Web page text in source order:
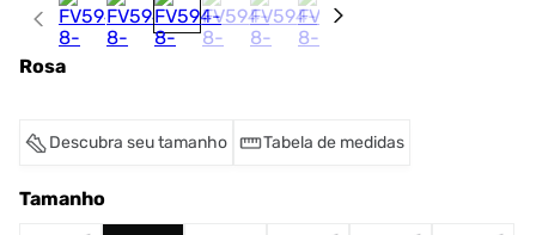
Rosa
Descubra seu tamanho Tabela de medidas
Tamanho